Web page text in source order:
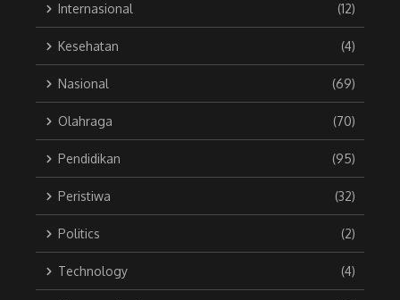
Internasional (12)
Kesehatan (4)
Nasional (69)
Olahraga (70)
Pendidikan (95)
Peristiwa (32)
Politics (2)
Technology (4)